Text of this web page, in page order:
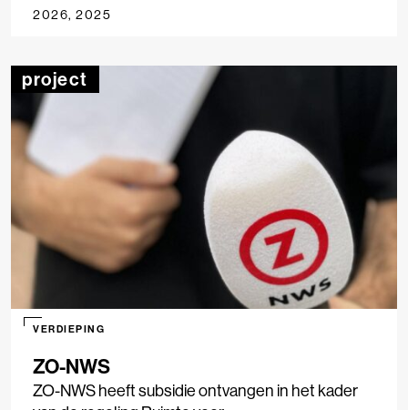
2026, 2025
project
ZO-NWS
VERDIEPING
ZO-NWS heeft subsidie ontvangen in het kader